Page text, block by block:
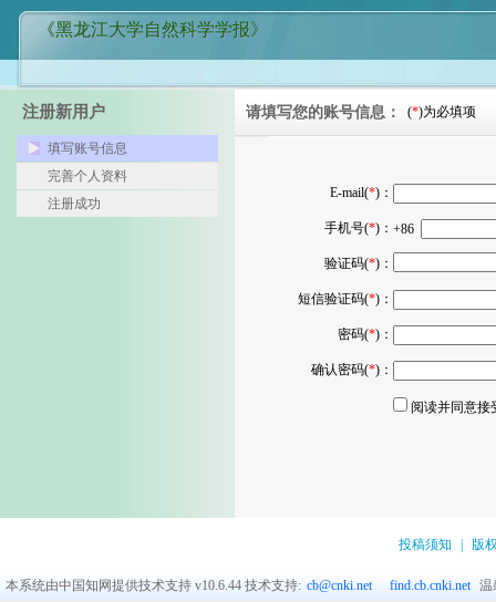
《黑龙江大学自然科学学报》
注册新用户
填写账号信息
完善个人资料
注册成功
请填写您的账号信息： (*)为必填项
E-mail(*)：
手机号(*)： +86
验证码(*)：
短信验证码(*)：
密码(*)：
确认密码(*)：
阅读并同意接
投稿须知 版
本系统由中国知网提供技术支持 v10.6.44技术支持: cb@cnki.net find.cb.cnki.net 温